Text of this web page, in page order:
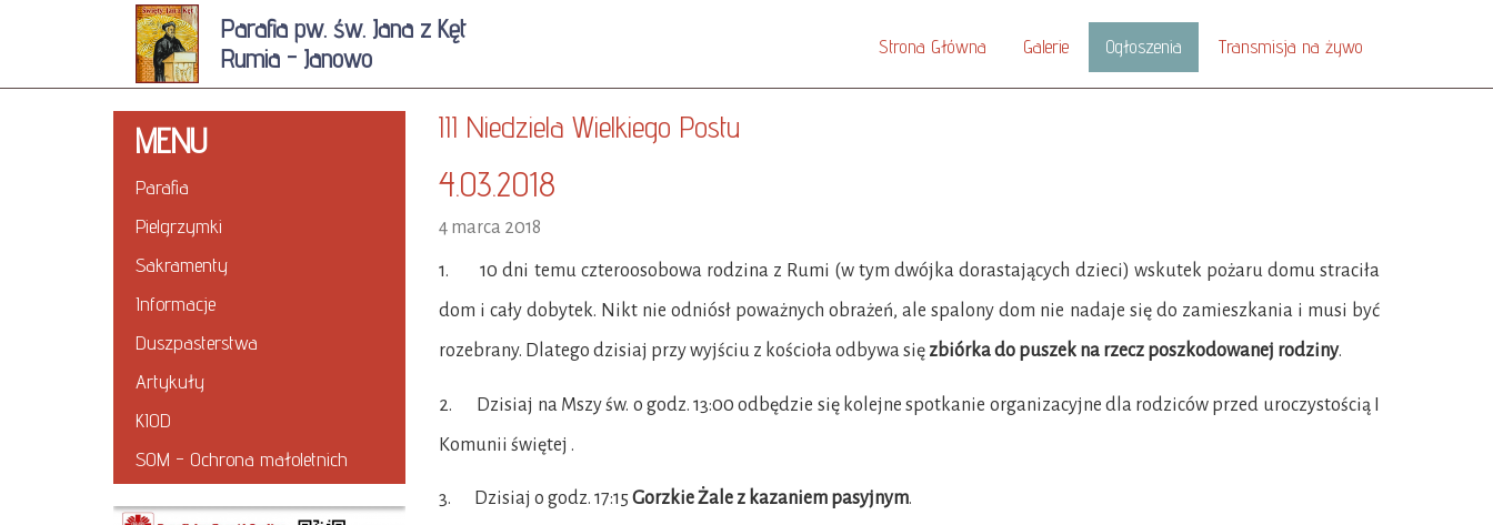
Parafia pw. św. Jana z Kęt
Rumia - Janowo
Strona Główna Galerie Ogłoszenia Transmisja na żywo
MENU
Parafia
Pielgrzymki
Sakramenty
Informacje
Duszpasterstwa
Artykuły
KIOD
SOM - Ochrona małoletnich
III Niedziela Wielkiego Postu
4.03.2018
4 marca 2018
1. 10 dni temu czteroosobowa rodzina z Rumi (w tym dwójka dorastających dzieci) wskutek pożaru domu straciła
dom i cały dobytek. Nikt nie odniósł poważnych obrażeń, ale spalony dom nie nadaje się do zamieszkania i musi być
rozebrany. Dlatego dzisiaj przy wyjściu z kościoła odbywa się zbiórka do puszek na rzecz poszkodowanej rodziny.
2. Dzisiaj na Mszy św. o godz. 13:00 odbędzie się kolejne spotkanie organizacyjne dla rodziców przed uroczystością I
Komunii świętej .
3. Dzisiaj o godz. 17:15 Gorzkie Żale z kazaniem pasyjnym.